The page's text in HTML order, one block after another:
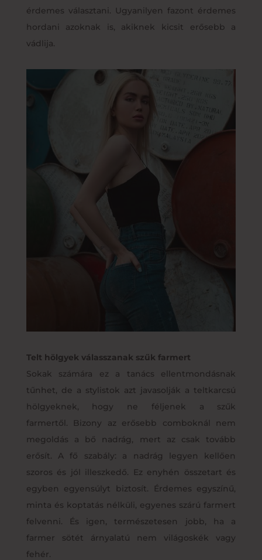
érdemes választani. Ugyanilyen fazont érdemes
hordani azoknak is, akiknek kicsit erősebb a
vádlija.
Telt hölgyek válasszanak szűk farmert
Sokak számára ez a tanács ellentmondásnak
tűnhet, de a stylistok azt javasolják a teltkarcsú
hölgyeknek, hogy ne féljenek a szűk
farmertől. Bizony az erősebb comboknál nem
megoldás a bő nadrág, mert az csak tovább
erősít. A fő szabály: a nadrág legyen kellően
szoros és jól illeszkedő. Ez enyhén összetart és
egyben egyensúlyt biztosít. Érdemes egyszínű,
minta és koptatás nélküli, egyenes szárú farmert
felvenni. És igen, természetesen jobb, ha a
farmer sötét árnyalatú nem világoskék vagy
fehér.